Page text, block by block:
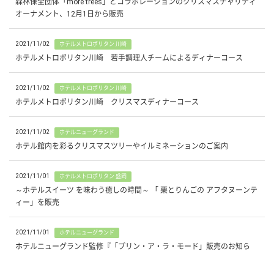
森林保全団体「more trees」とコラボレーションのクリスマスチャリティ
オーナメント、12月1日から販売
2021/11/02 ホテルメトロポリタン 川崎
ホテルメトロポリタン川崎 若手調理人チームによるディナーコース
2021/11/02 ホテルメトロポリタン 川崎
ホテルメトロポリタン川崎 クリスマスディナーコース
2021/11/02 ホテルニューグランド
ホテル館内を彩るクリスマスツリーやイルミネーションのご案内
2021/11/01 ホテルメトロポリタン 盛岡
～ホテルスイーツ を味わう癒しの時間～ 「 栗とりんごの アフタヌーンテ
ィー」を販売
2021/11/01 ホテルニューグランド
ホテルニューグランド監修『「プリン・ア・ラ・モード」販売のお知ら